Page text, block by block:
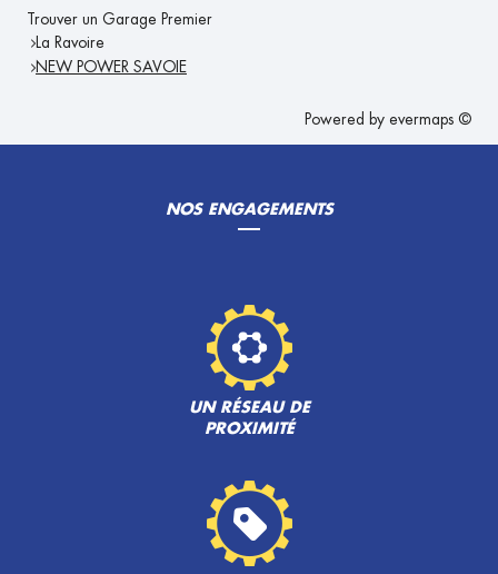
Trouver un Garage Premier
La Ravoire
NEW POWER SAVOIE
Powered by evermaps ©
NOS ENGAGEMENTS
UN RÉSEAU DE
PROXIMITÉ